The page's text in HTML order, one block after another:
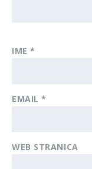
IME*
EMAIL*
WEB STRANICA